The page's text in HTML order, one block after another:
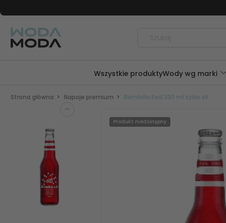
Wszystkie produktyWody wg marki
Strona główna Napoje premium Bombilla Red 330 ml szkło x8
Produkt niedostępny